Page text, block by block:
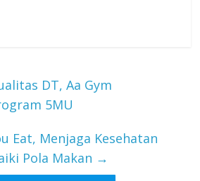
DT, Aa Gym
5MU
Eat, Menjaga Kesehatan
Pola Makan →